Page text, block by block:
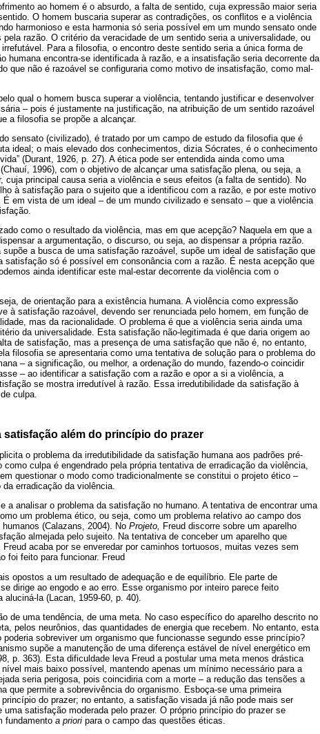
ao homem é o absurdo, a falta de sentido, cuja expressão maior seria
O homem buscaria superar as contradições, os conflitos e a violência
harmonioso e esta harmonia só seria possível em um mundo sensato onde
razão. O critério da veracidade de um sentido seria a universalidade, ou
Para a filosofia, o encontro deste sentido seria a única forma de
humana encontra-se identificada à razão, e a insatisfação seria decorrente da
que não é razoável se configuraria como motivo de insatisfação, como mal-
qual o homem busca superar a violência, tentando justificar e desenvolver
– pois é justamente na justificação, na atribuição de um sentido razoável
a filosofia se propõe a alcançar.
sensato (civilizado), é tratado por um campo de estudo da filosofia que é
ideal; o mais elevado dos conhecimentos, dizia Sócrates, é o conhecimento
(Durant, 1926, p. 27). A ética pode ser entendida ainda como uma
1996), com o objetivo de alcançar uma satisfação plena, ou seja, a
cuja principal causa seria a violência e seus efeitos (a falta de sentido). No
à satisfação para o sujeito que a identificou com a razão, e por este motivo
em vista de um ideal – de um mundo civilizado e sensato – que a violência
como o resultado da violência, mas em que acepção? Naquela em que a
a argumentação, o discurso, ou seja, ao dispensar a própria razão.
a busca de uma satisfação razoável, supõe um ideal de satisfação que
só é possível em consonância com a razão. É nesta acepção que
ainda identificar este mal-estar decorrente da violência com o
de orientação para a existência humana. A violência como expressão
à satisfação razoável, devendo ser renunciada pelo homem, em função de
mas da racionalidade. O problema é que a violência seria ainda uma
da universalidade. Esta satisfação não-legitimada é que daria origem ao
de satisfação, mas a presença de uma satisfação que não é, no entanto,
filosofia se apresentaria como uma tentativa de solução para o problema do
– a significação, ou melhor, a ordenação do mundo, fazendo-o coincidir
– ao identificar a satisfação com a razão e opor a si a violência, a
se mostra irredutível à razão. Essa irredutibilidade da satisfação à
culpa.
além do princípio do prazer
o problema da irredutibilidade da satisfação humana aos padrões pré-
culpa é engendrado pela própria tentativa de erradicação da violência,
questionar o modo como tradicionalmente se constitui o projeto ético –
erradicação da violência.
a analisar o problema da satisfação no humano. A tentativa de encontrar uma
um problema ético, ou seja, como um problema relativo ao campo dos
(Calazans, 2004). No Projeto, Freud discorre sobre um aparelho
almejada pelo sujeito. Na tentativa de conceber um aparelho que
acaba por se enveredar por caminhos tortuosos, muitas vezes sem
foi feito para funcionar. Freud
opostos a um resultado de adequação e de equilíbrio. Ele parte de
dirige ao engodo e ao erro. Esse organismo por inteiro parece feito
la (Lacan, 1959-60, p. 40).
de uma tendência, de uma meta. No caso específico do aparelho descrito no
pelos neurônios, das quantidades de energia que recebem. No entanto, esta
sobreviver um organismo que funcionasse segundo esse princípio?
supõe a manutenção de uma diferença estável de nível energético em
p. 363). Esta dificuldade leva Freud a postular uma meta menos drástica
mais baixo possível, mantendo apenas um mínimo necessário para a
seria perigosa, pois coincidiria com a morte – a redução das tensões a
que permite a sobrevivência do organismo. Esboça-se uma primeira
do prazer; no entanto, a satisfação visada já não pode mais ser
satisfação moderada pelo prazer. O próprio princípio do prazer se
fundamento a priori para o campo das questões éticas.